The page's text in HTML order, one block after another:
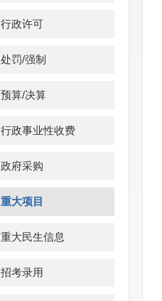
行政许可
处罚/强制
预算/决算
行政事业性收费
政府采购
重大项目
重大民生信息
招考录用